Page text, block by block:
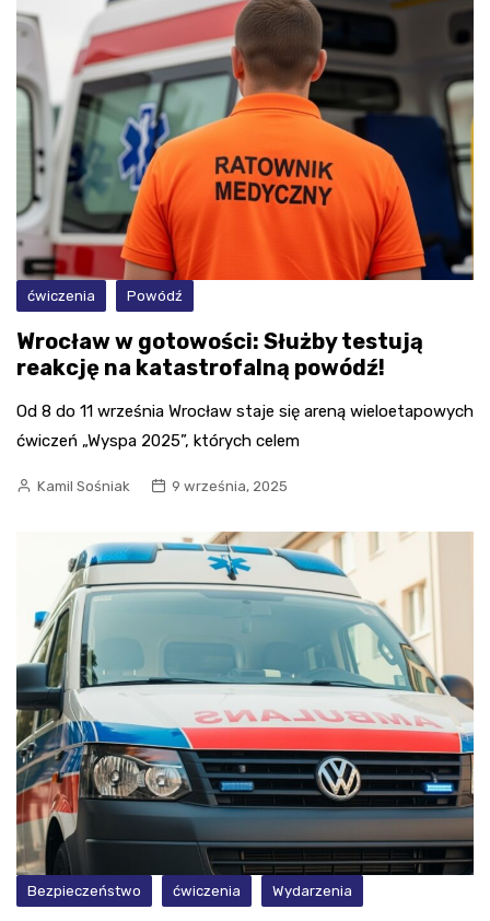
ćwiczenia Powódź
Wrocław w gotowości: Służby testują
reakcję na katastrofalną powódź!
Od 8 do 11 września Wrocław staje się areną wieloetapowych
ćwiczeń „Wyspa 2025”, których celem
Kamil Sośniak 9 września, 2025
Bezpieczeństwo ćwiczenia Wydarzenia